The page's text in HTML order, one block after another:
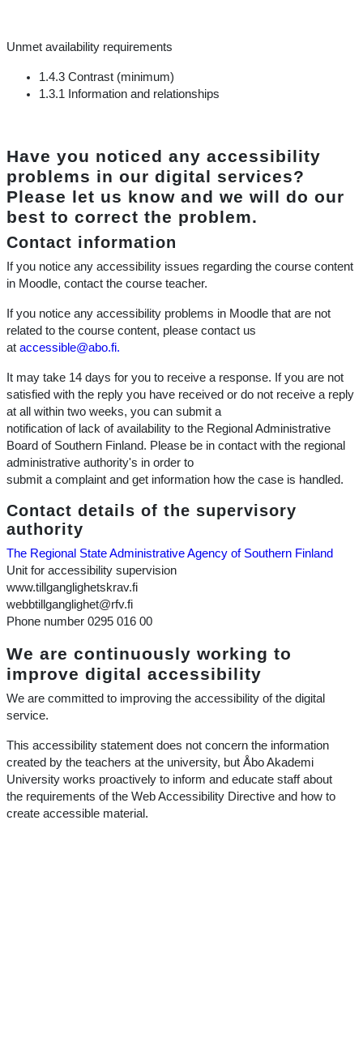
Unmet availability requirements
1.4.3 Contrast (minimum)
1.3.1 Information and relationships
Have you noticed any accessibility
problems in our digital services?
Please let us know and we will do our
best to correct the problem.
Contact information
If you notice any accessibility issues regarding the course content
in Moodle, contact the course teacher.
If you notice any accessibility problems in Moodle that are not
related to the course content, please contact us
at accessible@abo.fi.
It may take 14 days for you to receive a response. If you are not
satisfied with the reply you have received or do not receive a reply
at all within two weeks, you can submit a
notification of lack of availability to the Regional Administrative
Board of Southern Finland. Please be in contact with the regional
administrative authority's in order to
submit a complaint and get information how the case is handled.
Contact details of the supervisory
authority
The Regional State Administrative Agency of Southern Finland
Unit for accessibility supervision
www.tillganglighetskrav.fi
webbtillganglighet@rfv.fi
Phone number 0295 016 00
We are continuously working to
improve digital accessibility
We are committed to improving the accessibility of the digital
service.
This accessibility statement does not concern the information
created by the teachers at the university, but Åbo Akademi
University works proactively to inform and educate staff about
the requirements of the Web Accessibility Directive and how to
create accessible material.